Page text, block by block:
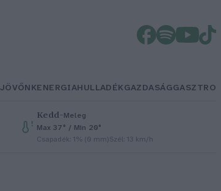
JÖVŐNKENERGIAHULLADÉKGAZDASÁGGASZTRO
Kedd–Meleg
Max 37° / Min 20°
Csapadék: 1% (0 mm)Szél: 13 km/h